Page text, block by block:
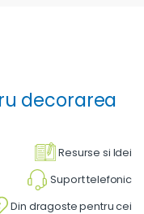
decorarea
Resurse si Idei
Suport telefonic
Din dragoste pentru cei